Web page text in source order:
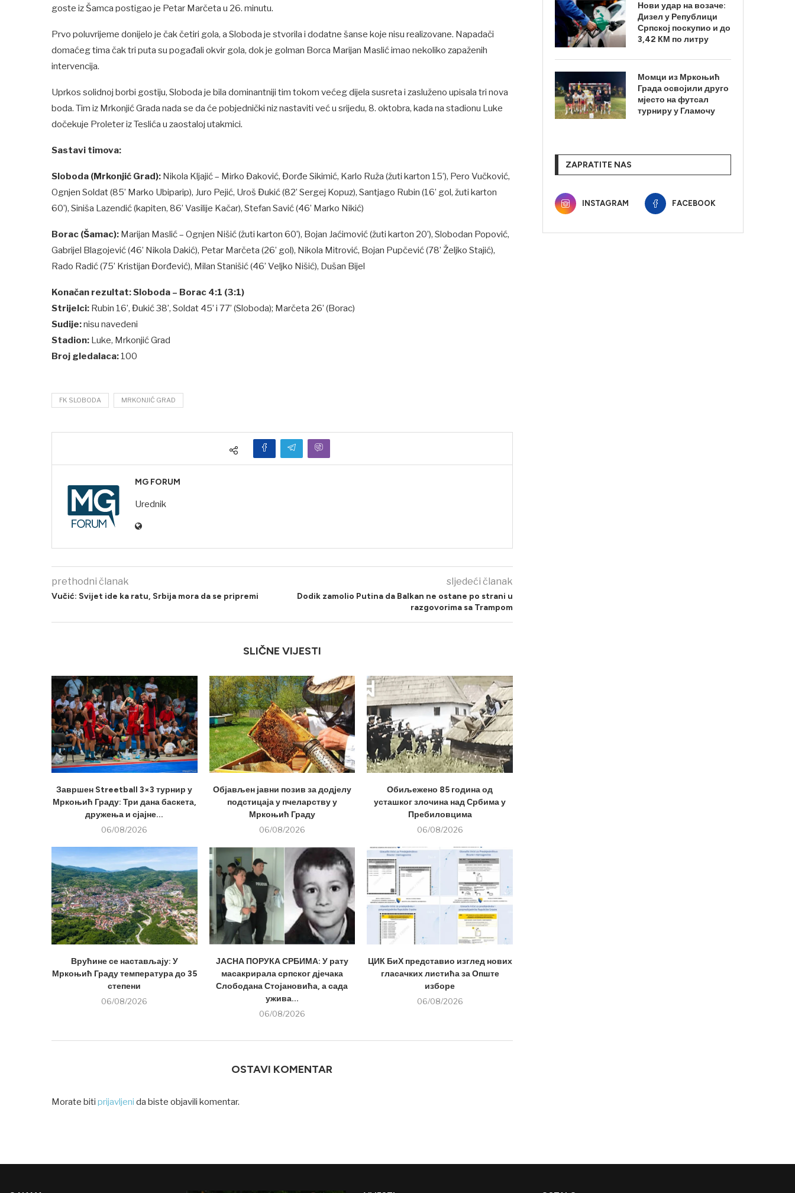
goste iz Šamca postigao je Petar Marčeta u 26. minutu.
Prvo poluvrijeme donijelo je čak četiri gola, a Sloboda je stvorila i dodatne šanse koje nisu realizovane. Napadači
domaćeg tima čak tri puta su pogađali okvir gola, dok je golman Borca Marijan Maslić imao nekoliko zapaženih
intervencija.
Uprkos solidnoj borbi gostiju, Sloboda je bila dominantniji tim tokom većeg dijela susreta i zasluženo upisala tri nova
boda. Tim iz Mrkonjić Grada nada se da će pobjednički niz nastaviti već u srijedu, 8. oktobra, kada na stadionu Luke
dočekuje Proleter iz Teslića u zaostaloj utakmici.
Sastavi timova:
Sloboda (Mrkonjić Grad): Nikola Kljajić – Mirko Đaković, Đorđe Sikimić, Karlo Ruža (žuti karton 15’), Pero Vučković,
Ognjen Soldat (85’ Marko Ubiparip), Juro Pejić, Uroš Đukić (82’ Sergej Kopuz), Santjago Rubin (16’ gol, žuti karton
60’), Siniša Lazendić (kapiten, 86’ Vasilije Kačar), Stefan Savić (46’ Marko Nikić)
Borac (Šamac): Marijan Maslić – Ognjen Nišić (žuti karton 60’), Bojan Jaćimović (žuti karton 20’), Slobodan Popović,
Gabrijel Blagojević (46’ Nikola Dakić), Petar Marčeta (26’ gol), Nikola Mitrović, Bojan Pupčević (78’ Željko Stajić),
Rado Radić (75’ Kristijan Đorđević), Milan Stanišić (46’ Veljko Nišić), Dušan Bijel
Konačan rezultat: Sloboda – Borac 4:1 (3:1)
Strijelci: Rubin 16’, Đukić 38’, Soldat 45’ i 77’ (Sloboda); Marčeta 26’ (Borac)
Sudije:nisu navedeni
Stadion: Luke, Mrkonjić Grad
Broj gledalaca: 100
FK SLOBODA MRKONJIĆ GRAD
MG FORUM
Urednik
prethodni članak
Vučić: Svijet ide ka ratu, Srbija mora da se pripremi
sljedeći članak
Dodik zamolio Putina da Balkan ne ostane po strani u
razgovorima sa Trampom
SLIČNE VIJESTI
Завршен Streetball 3×3 турнир у
Мркоњић Граду: Три дана баскета,
дружења и сјајне...
06/08/2026
Објављен јавни позив за додјелу
подстицаја у пчеларству у
Мркоњић Граду
06/08/2026
Обиљежено 85 година од
усташког злочина над Србима у
Пребиловцима
06/08/2026
Врућине се настављају: У
Мркоњић Граду температура до 35
степени
06/08/2026
ЈАСНА ПОРУКА СРБИМА: У рату
масакрирала српског дјечака
Слободана Стојановића, а сада
ужива...
06/08/2026
ЦИК БиХ представио изглед нових
гласачких листића за Опште
изборе
06/08/2026
OSTAVI KOMENTAR
Morate biti prijavljeni da biste objavili komentar.
Нови удар на возаче:
Дизел у Републици
Српској поскупио и до
3,42 КМ по литру
Момци из Мркоњић
Града освојили друго
мјесто на футсал
турниру у Гламочу
ZAPRATITE NAS
INSTAGRAM FACEBOOK